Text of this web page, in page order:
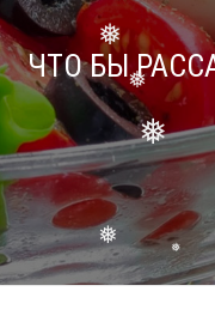
❅
❅❅
ЧТО БЫ